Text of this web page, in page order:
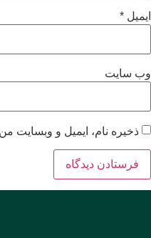
ایمیل *
وب‌ سایت
ذخیره نام، ایمیل و وبسایت